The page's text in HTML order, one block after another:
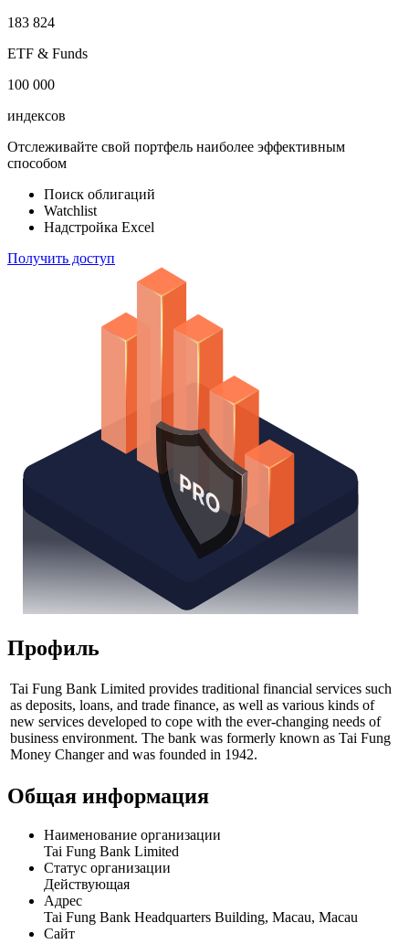
183 824
ETF & Funds
100 000
индексов
Отслеживайте свой портфель наиболее эффективным
способом
Поиск облигаций
Watchlist
Надстройка Excel
Получить доступ
Профиль
Tai Fung Bank Limited provides traditional financial services such
as deposits, loans, and trade finance, as well as various kinds of
new services developed to cope with the ever-changing needs of
business environment. The bank was formerly known as Tai Fung
Money Changer and was founded in 1942.
Общая информация
Наименование организации
Tai Fung Bank Limited
Статус организации
Действующая
Адрес
Tai Fung Bank Headquarters Building, Macau, Macau
Сайт